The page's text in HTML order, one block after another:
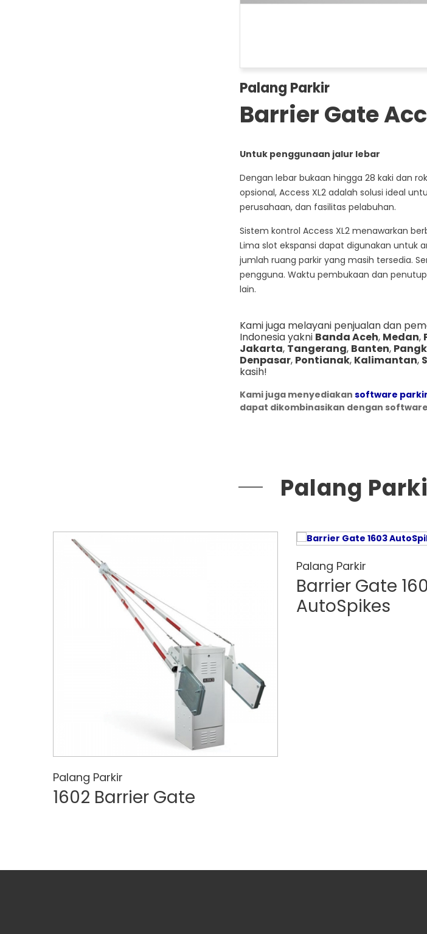
Palang Parkir
Barrier Gate
Untuk penggunaan jalur lebar
Dengan lebar bukaan hingga 28 kaki dan
opsional, Access XL2 adalah solusi ideal
perusahaan, dan fasilitas pelabuhan.
Sistem kontrol Access XL2 menawarkan
Lima slot ekspansi dapat digunakan
jumlah ruang parkir yang masih tersedia.
pengguna. Waktu pembukaan dan
lain.
Kami juga melayani penjualan dan
Indonesia yakni Banda Aceh, Medan,
Jakarta, Tangerang, Banten,
Denpasar, Pontianak, Kalimantan,
kasih!
Kami juga menyediakan software parkir
dapat dikombinasikan dengan
Palang
Palang Parkir
1602 Barrier Gate
Palang Parkir
Barrier Gate
AutoSpikes